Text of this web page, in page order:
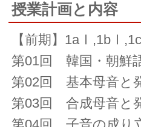
授業計画と内容
【前期】
第01回 韓国・朝鮮
第02回 基本母音と
第03回 合成母音と